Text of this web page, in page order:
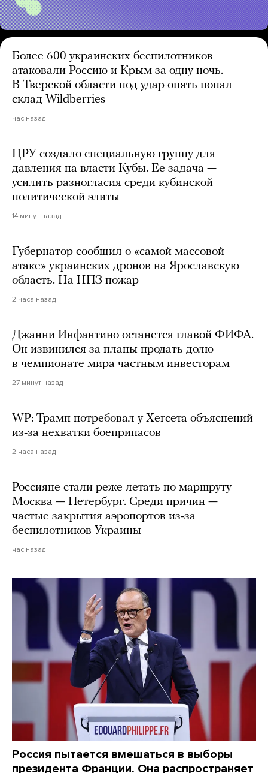
Более 600 украинских беспилотников
атаковали Россию и Крым за одну ночь.
В Тверской области под удар опять попал
склад Wildberries
час назад
ЦРУ создало специальную группу для
давления на власти Кубы. Ее задача —
усилить разногласия среди кубинской
политической элиты
14 минут назад
Губернатор сообщил о «самой массовой
атаке» украинских дронов на Ярославскую
область. На НПЗ пожар
2 часа назад
Джанни Инфантино останется главой ФИФА.
Он извинился за планы продать долю
в чемпионате мира частным инвесторам
27 минут назад
WP: Трамп потребовал у Хегсета объяснений
из-за нехватки боеприпасов
2 часа назад
Россияне стали реже летать по маршруту
Москва — Петербург. Среди причин —
частые закрытия аэропортов из-за
беспилотников Украины
час назад
Россия пытается вмешаться в выборы
президента Франции. Она распространяет